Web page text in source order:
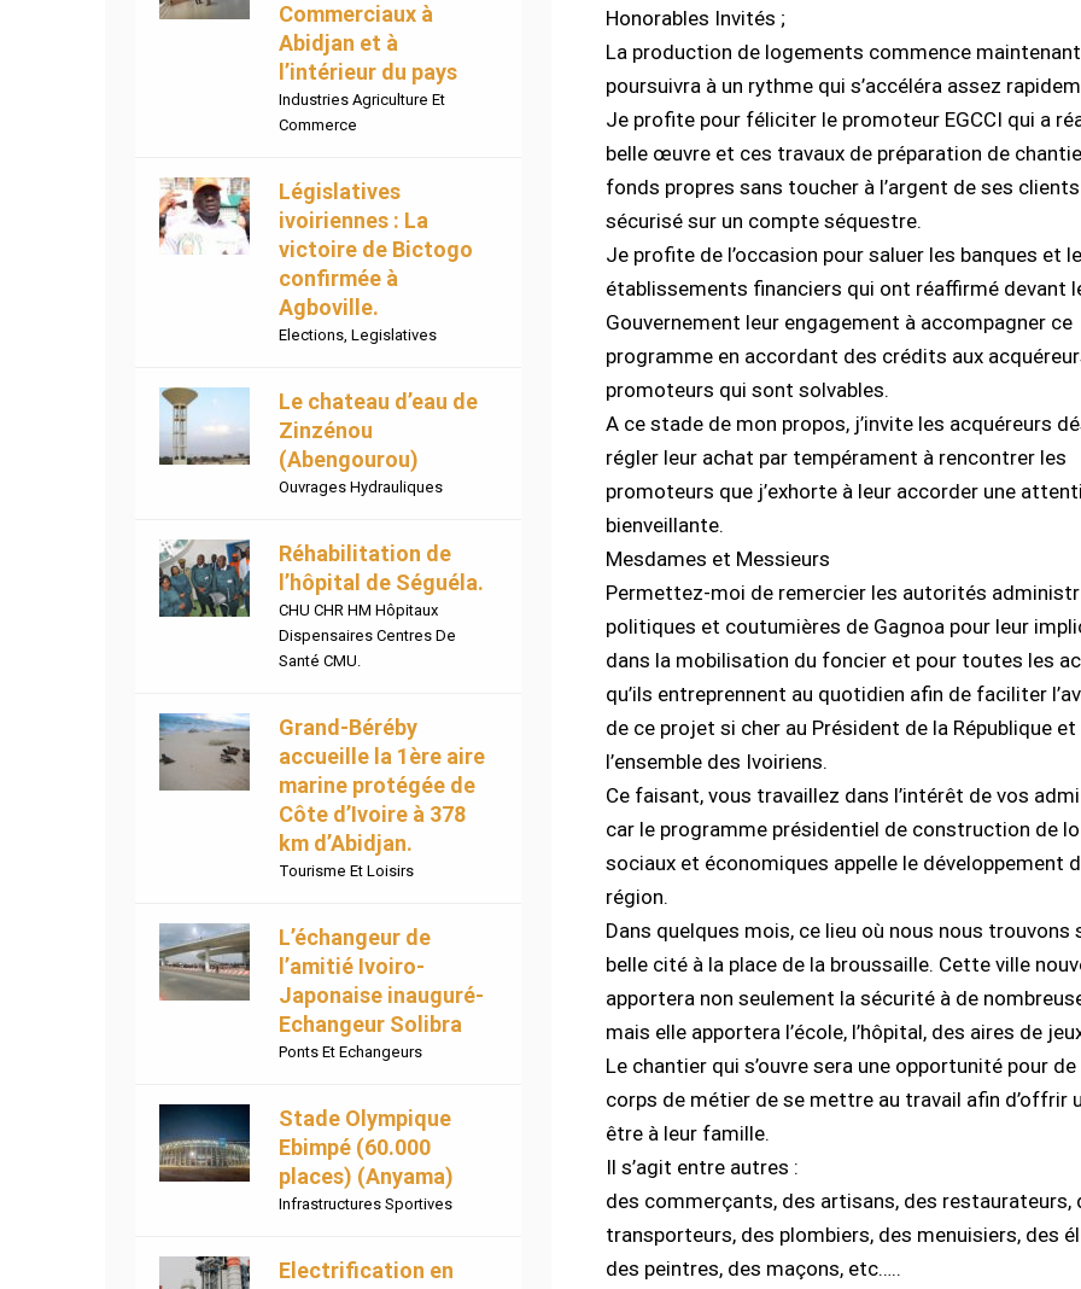
Commerciaux à
Abidjan et à
l’intérieur du pays
Industries Agriculture Et
Commerce
Législatives
ivoiriennes : La
victoire de Bictogo
confirmée à
Agboville.
Elections, Legislatives
Le chateau d’eau de
Zinzénou
(Abengourou)
Ouvrages Hydrauliques
Réhabilitation de
l’hôpital de Séguéla.
CHU CHR HM Hôpitaux
Dispensaires Centres De
Santé CMU.
Grand-Béréby
accueille la 1ère aire
marine protégée de
Côte d’Ivoire à 378
km d’Abidjan.
Tourisme Et Loisirs
L’échangeur de
l’amitié Ivoiro-
Japonaise inauguré-
Echangeur Solibra
Ponts Et Echangeurs
Stade Olympique
Ebimpé (60.000
places) (Anyama)
Infrastructures Sportives
Electrification en
Honorables Invités ;
La production de logements commence
poursuivra à un rythme qui s’accéléra assez
Je profite pour féliciter le promoteur EGCCI qui a
belle œuvre et ces travaux de préparation de
fonds propres sans toucher à l’argent de ses
sécurisé sur un compte séquestre.
Je profite de l’occasion pour saluer les banques et
établissements financiers qui ont réaffirmé devant
Gouvernement leur engagement à accompagner ce
programme en accordant des crédits aux
promoteurs qui sont solvables.
A ce stade de mon propos, j’invite les acquéreurs
régler leur achat par tempérament à rencontrer les
promoteurs que j’exhorte à leur accorder une
bienveillante.
Mesdames et Messieurs
Permettez-moi de remercier les autorités
politiques et coutumières de Gagnoa pour leur
dans la mobilisation du foncier et pour toutes les
qu’ils entreprennent au quotidien afin de faciliter
de ce projet si cher au Président de la République et
l’ensemble des Ivoiriens.
Ce faisant, vous travaillez dans l’intérêt de vos
car le programme présidentiel de construction de
sociaux et économiques appelle le développement
région.
Dans quelques mois, ce lieu où nous nous trouvons
belle cité à la place de la broussaille. Cette ville
apportera non seulement la sécurité à de
mais elle apportera l’école, l’hôpital, des aires de
Le chantier qui s’ouvre sera une opportunité pour
corps de métier de se mettre au travail afin d’offrir
être à leur famille.
Il s’agit entre autres :
des commerçants, des artisans, des restaurateurs,
transporteurs, des plombiers, des menuisiers, des
des peintres, des maçons, etc…..